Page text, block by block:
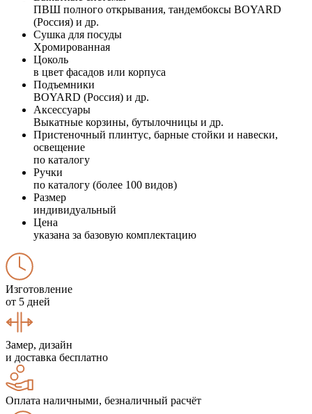
ПВШ полного открывания, тандембоксы BOYARD
(Россия) и др.
Сушка для посуды
Хромированная
Цоколь
в цвет фасадов или корпуса
Подъемники
BOYARD (Россия) и др.
Аксессуары
Выкатные корзины, бутылочницы и др.
Пристеночный плинтус, барные стойки и навески,
освещение
по каталогу
Ручки
по каталогу (более 100 видов)
Размер
индивидуальный
Цена
указана за базовую комплектацию
Изготовление
от 5 дней
Замер, дизайн
и доставка бесплатно
Оплата наличными, безналичный расчёт